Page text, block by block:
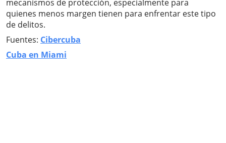
mecanismos de protección, especialmente para
quienes menos margen tienen para enfrentar este tipo
de delitos.
Fuentes: Cibercuba
Cuba en Miami